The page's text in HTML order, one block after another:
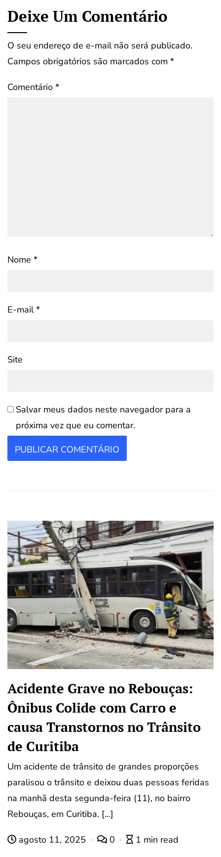
Deixe Um Comentário
O seu endereço de e-mail não será publicado.
Campos obrigatórios são marcados com *
Comentário *
Nome *
E-mail*
Site
Salvar meus dados neste navegador para a
próxima vez que eu comentar.
Acidente Grave no Rebouças:
Ônibus Colide com Carro e
causa Transtornos no Trânsito
de Curitiba
Um acidente de trânsito de grandes proporções
paralisou o trânsito e deixou duas pessoas feridas
na manhã desta segunda-feira (11), no bairro
Rebouças, em Curitiba. […]
agosto 11, 2025 0 1 min read